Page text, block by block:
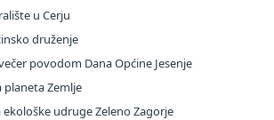
u Cerju
druženje
povodom Dana Općine Jesenje
planeta Zemlje
udruge Zeleno Zagorje